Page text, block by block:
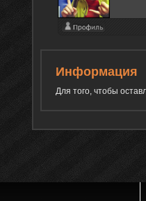
Информация
Для того, чтобы